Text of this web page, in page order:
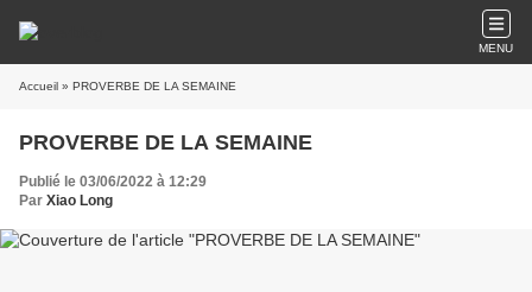
MENU
Accueil » PROVERBE DE LA SEMAINE
PROVERBE DE LA SEMAINE
Publié le 03/06/2022 à 12:29
Par Xiao Long